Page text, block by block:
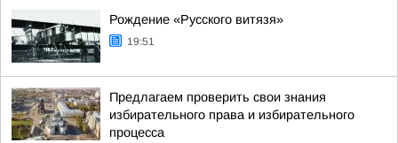
Рождение «Русского витязя»
19:51
Предлагаем проверить свои знания
избирательного права и избирательного
процесса